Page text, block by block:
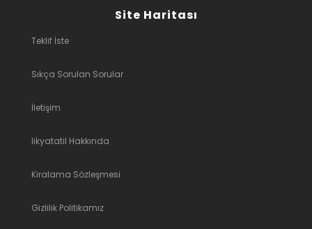
Site Haritası
Teklif İste
Sıkça Sorulan Sorular
İletişim
likyatatil Hakkında
Kiralama Sözleşmesi
Gizlilik Politikamız